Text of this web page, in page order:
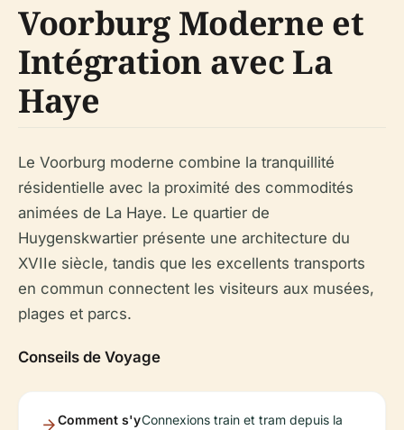
Voorburg Moderne et
Intégration avec La
Haye
Le Voorburg moderne combine la tranquillité
résidentielle avec la proximité des commodités
animées de La Haye. Le quartier de
Huygenskwartier présente une architecture du
XVIIe siècle, tandis que les excellents transports
en commun connectent les visiteurs aux musées,
plages et parcs.
Conseils de Voyage
Comment s'yConnexions train et tram depuis la